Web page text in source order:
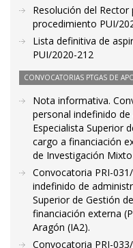
Resolución del
procedimiento PUI/
Lista definitiva de
PUI/2020-212
CONVOCATORIAS PTGAS DE
Nota informativa.
personal indefinido
Especialista Superior
cargo a financiación
de Investigación Mixto
Convocatoria PRI-
indefinido de
Superior de Gestión
financiación externa
Aragón (IA2).
Convocatoria PRI-